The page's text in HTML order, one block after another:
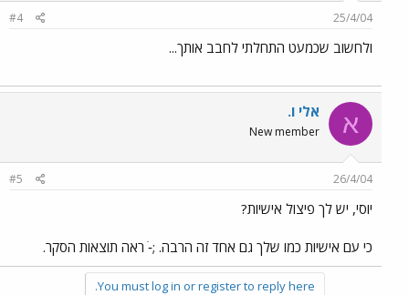
25/4/04
#4
ולחשוב שכמעט התחלתי לחבב אותך...
א אלי ו.
New member
26/4/04
#5
יוסי, יש לך פיצול אישיות?
כי עם אישיות כמו שלך גם אחד זה הרבה. ;-ׂ ראה תוצאות הסקר.
You must log in or register to reply here.